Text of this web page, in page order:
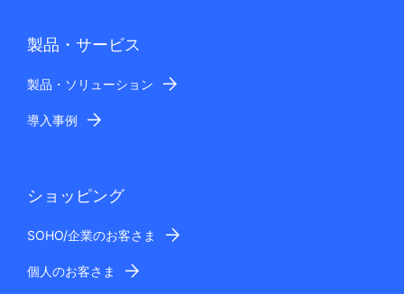
製品・サービス
製品・ソリューション
導入事例
ショッピング
SOHO/企業のお客さま
個人のお客さま